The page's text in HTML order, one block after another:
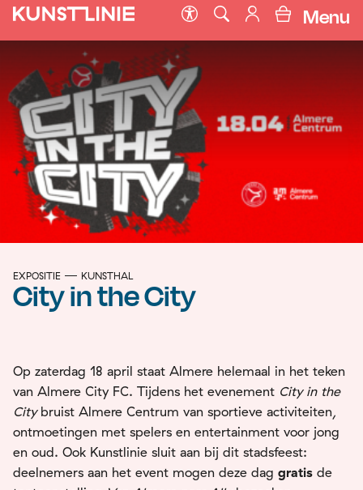
Menu
EXPOSITIE KUNSTHAL
City in the City
Op zaterdag 18 april staat Almere helemaal in het teken
van Almere City FC. Tijdens het evenement City in the
City bruist Almere Centrum van sportieve activiteiten,
ontmoetingen met spelers en entertainment voor jong
en oud. Ook Kunstlinie sluit aan bij dit stadsfeest:
deelnemers aan het event mogen deze dag gratis de